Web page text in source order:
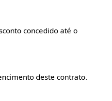
concedido até o
deste contrato.